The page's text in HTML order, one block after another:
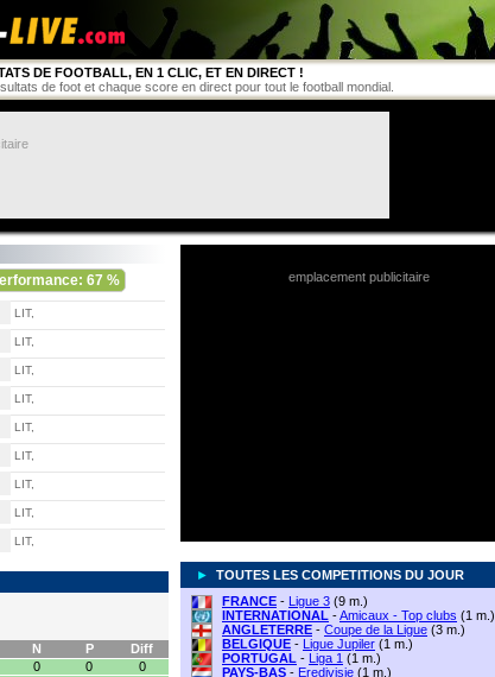
DE FOOTBALL, EN 1 CLIC, ET EN DIRECT !
de foot et chaque score en direct pour tout le football mondial.
67 %
LIT,
LIT,
LIT,
LIT,
LIT,
LIT,
LIT,
LIT,
LIT,
N P
Diff
0 0
0
emplacement publicitaire
►
TOUTES LES COMPETITIONS DU JOUR
FRANCE - Ligue 3 (9 m.)
INTERNATIONAL -Amicaux - Top clubs (1 m.)
ANGLETERRE - Coupe de la Ligue (3 m.)
BELGIQUE - Ligue Jupiler (1 m.)
PORTUGAL - Liga 1 (1 m.)
PAYS-BAS - Eredivisie (1 m.)